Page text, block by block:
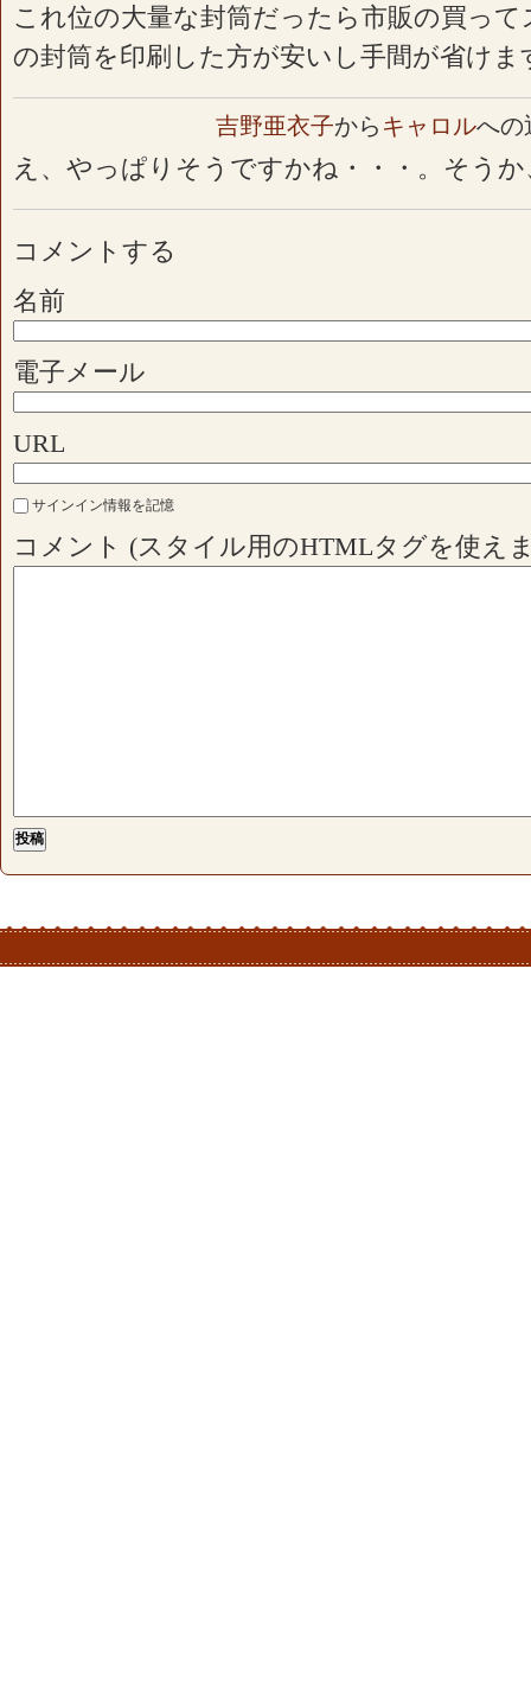
これ位の大量な封筒だったら市販の買っ
の封筒を印刷した方が安いし手間が省けま
吉野亜衣子から キャロルへの
え、やっぱりそうですかね・・・。そう
コメントする
名前
電子メール
URL
サインイン情報を記憶
コメント (スタイル用のHTMLタグを使え